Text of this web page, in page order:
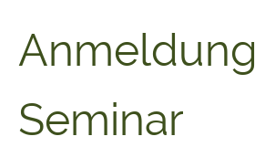
Anmeldung
Seminar